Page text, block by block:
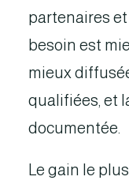
partenaires
besoin est
mieux
qualifiées, et
documentée.
Le gain le